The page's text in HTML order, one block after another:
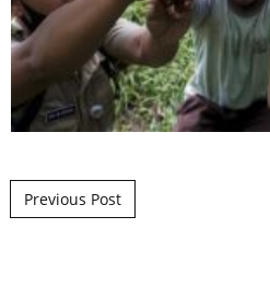
Post navigation
Previous Post